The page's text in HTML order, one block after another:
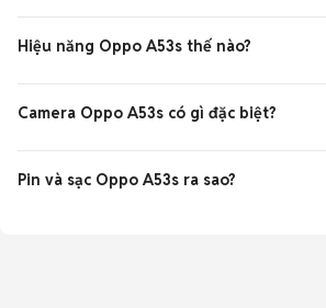
Hiệu năng Oppo A53s thế nào?
Camera Oppo A53s có gì đặc biệt?
Pin và sạc Oppo A53s ra sao?